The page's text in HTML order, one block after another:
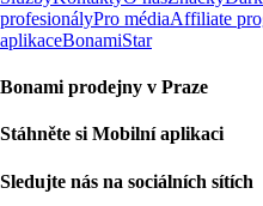
profesionályPro médiaAffiliate
aplikaceBonamiStar
Bonami prodejny v Praze
Stáhněte si Mobilní aplikaci
Sledujte nás na sociálních sítích